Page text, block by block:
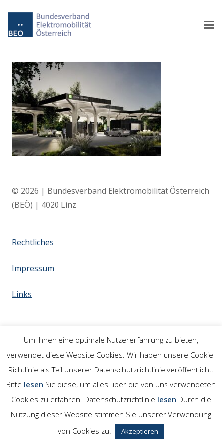
© 2026 | Bundesverband Elektromobilität Österreich
(BEÖ) | 4020 Linz
Rechtliches
Impressum
Links
Um Ihnen eine optimale Nutzererfahrung zu bieten,
verwendet diese Website Cookies. Wir haben unsere Cookie-
Richtlinie als Teil unserer Datenschutzrichtlinie veröffentlicht.
Bitte lesen Sie diese, um alles über die von uns verwendeten
Cookies zu erfahren. Datenschutzrichtlinie lesen Durch die
Nutzung dieser Website stimmen Sie unserer Verwendung
von Cookies zu.
Akzeptieren